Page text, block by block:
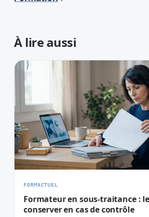
À lire aussi
FORMACTUEL
Formateur en sous-traitance :
conserver en cas de contrôle